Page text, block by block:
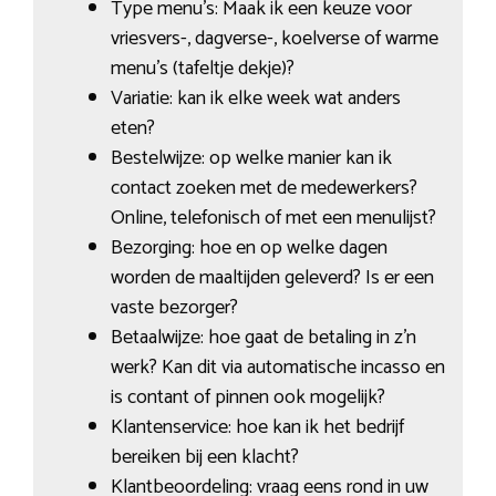
Type menu’s: Maak ik een keuze voor
vriesvers-, dagverse-, koelverse of warme
menu’s (tafeltje dekje)?
Variatie: kan ik elke week wat anders
eten?
Bestelwijze: op welke manier kan ik
contact zoeken met de medewerkers?
Online, telefonisch of met een menulijst?
Bezorging: hoe en op welke dagen
worden de maaltijden geleverd? Is er een
vaste bezorger?
Betaalwijze: hoe gaat de betaling in z’n
werk? Kan dit via automatische incasso en
is contant of pinnen ook mogelijk?
Klantenservice: hoe kan ik het bedrijf
bereiken bij een klacht?
Klantbeoordeling: vraag eens rond in uw